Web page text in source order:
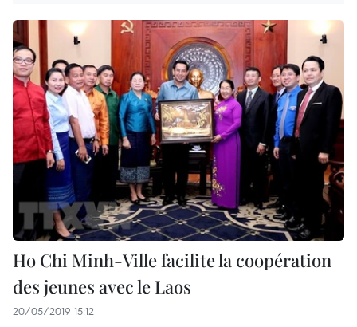
Ho Chi Minh-Ville facilite la coopération
des jeunes avec le Laos
20/05/2019 15:12